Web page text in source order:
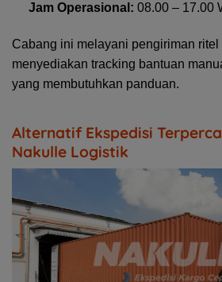
Jam Operasional: 08.00 – 17.00
Cabang ini melayani pengiriman ritel
menyediakan tracking bantuan
yang membutuhkan panduan.
Alternatif Ekspedisi
Nakulle Logistik